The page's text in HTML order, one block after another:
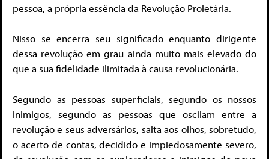
pessoa, a própria essência da Revolução Proletária.
Nisso se encerra seu significado enquanto dirigente
dessa revolução em grau ainda muito mais elevado do
que a sua fidelidade ilimitada à causa revolucionária.
Segundo as pessoas superficiais, segundo os nossos
inimigos, segundo as pessoas que oscilam entre a
revolução e seus adversários, salta aos olhos, sobretudo,
o acerto de contas, decidido e impiedosamente severo,